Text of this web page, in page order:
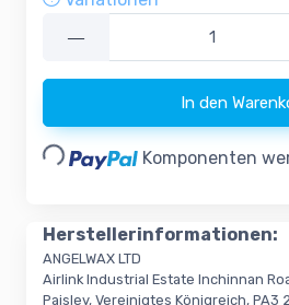
—
In den
Loading... Komponenten
Herstellerinformationen:
ANGELWAX LTD
Airlink Industrial Estate Inchinnan
Paisley, Vereinigtes Königreich, PA3